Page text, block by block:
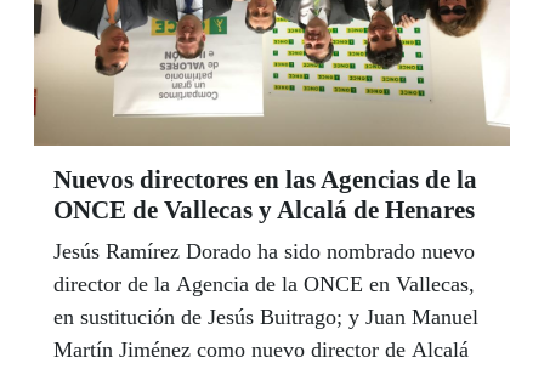
Nuevos directores en las Agencias de la
ONCE de Vallecas y Alcalá de Henares
Jesús Ramírez Dorado ha sido nombrado nuevo
director de la Agencia de la ONCE en Vallecas,
en sustitución de Jesús Buitrago; y Juan Manuel
Martín Jiménez como nuevo director de Alcalá